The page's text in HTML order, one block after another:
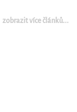
zobrazit více článků...